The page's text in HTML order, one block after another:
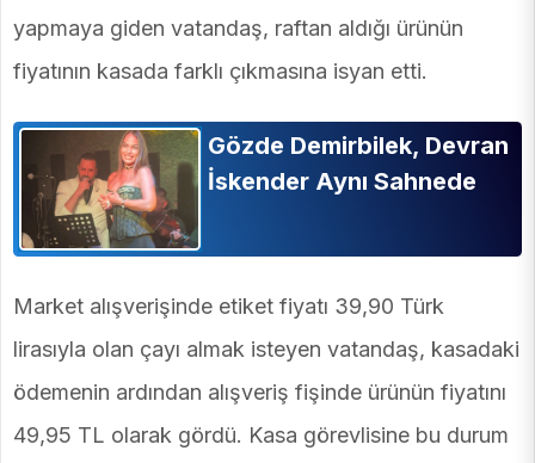
yapmaya giden vatandaş, raftan aldığı ürünün
fiyatının kasada farklı çıkmasına isyan etti.
Gözde Demirbilek, Devran
İskender Aynı Sahnede
Market alışverişinde etiket fiyatı 39,90 Türk
lirasıyla olan çayı almak isteyen vatandaş, kasadaki
ödemenin ardından alışveriş fişinde ürünün fiyatını
49,95 TL olarak gördü. Kasa görevlisine bu durum